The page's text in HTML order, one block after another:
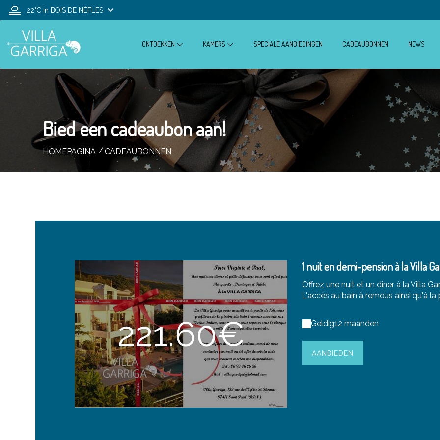
22°C in BOIS DE NÈFLES
ONTDEKKEN KAMERS SPECIALE AANBIEDINGEN CADEAUBONNEN NEWS
Bied een cadeaubon aan!
HOMEPAGINA CADEAUBONNEN
221.60€
1 nuit en demi-pension à la Villa
Offrez une nuit et un dîner à la Villa
L'accès au bain à remous ainsi qu'à la
Geldig12 maanden
AANBIEDEN